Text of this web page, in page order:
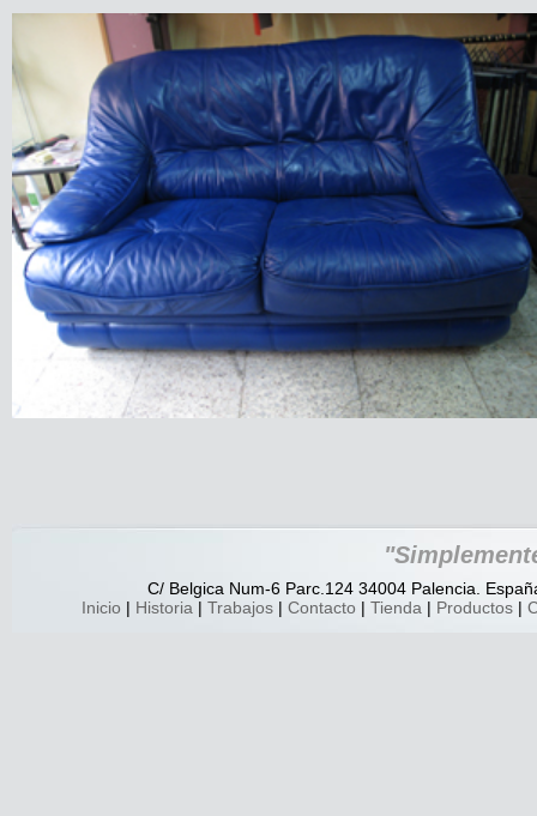
C/ Belgica Num-6 Parc.124 34004 Palencia.
Inicio | Historia | Trabajos | Contacto | Tienda | Productos |